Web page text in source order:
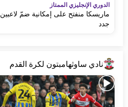
الدوري الإنجليزي الممتاز
ماريسكا منفتح على إمكانية ضمّ لاعبين
جدد
نادي ساوثهامبتون لكرة القدم